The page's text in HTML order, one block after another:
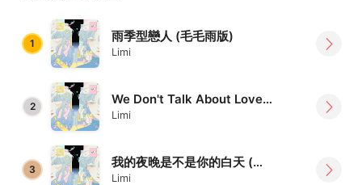
1 雨季型戀人 (毛毛雨版)
Limi
2 We Don't Talk About Love feat.陳嫺靜
Limi
3 我的夜晚是不是你的白天 (晚安版)
Limi